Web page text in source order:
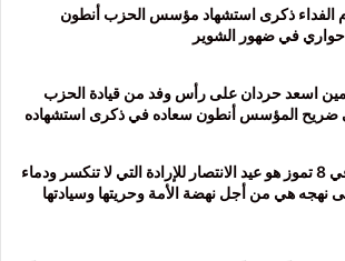
الفداء ذكرى استشهاد مؤسس الحزب أنطون
حواري في ضهور الشوير
اسعد حردان على رأس وفد من قيادة الحزب
ضريح المؤسس أنطون سعاده في ذكرى استشهاده
حردان: عيد الفداء في 8 تموز هو عيد الانتصار للإرادة التي لا تنكسر ودماء
هي من أجل نهضة الأمة وحريتها وسيادتها